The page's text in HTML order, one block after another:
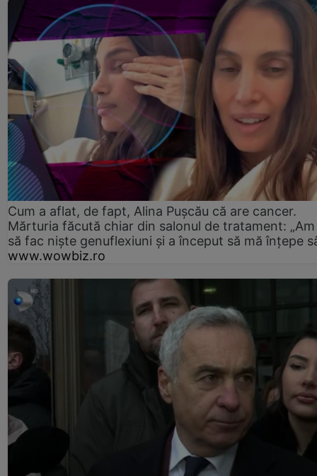
Cum a aflat, de fapt, Alina Pușcău că are cancer.
Mărturia făcută chiar din salonul de tratament:
să fac niște genuflexiuni și a început să mă înțepe
www.wowbiz.ro